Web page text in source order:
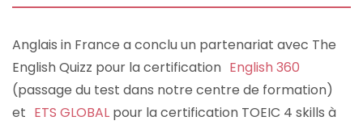
Anglais in France a conclu un partenariat avec The
English Quizz pour la certification English 360
(passage du test dans notre centre de formation)
et ETS GLOBAL pour la certification TOEIC 4 skills à